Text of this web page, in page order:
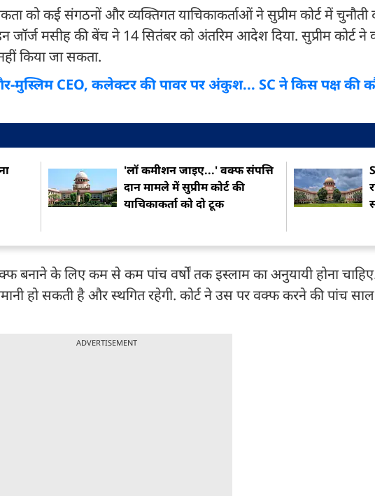
को कई संगठनों और व्यक्तिगत याचिकाकर्ताओं ने सुप्रीम कोर्ट में चुनौती
मसीह की बेंच ने 14 सितंबर को अंतरिम आदेश दिया. सुप्रीम कोर्ट ने
किया जा सकता.
मुस्लिम CEO, कलेक्टर की पावर पर अंकुश... SC ने किस पक्ष की
'लॉ कमीशन जाइए...' वक्फ संपत्ति
दान मामले में सुप्रीम कोर्ट की
याचिकाकर्ता को दो टूक
बनाने के लिए कम से कम पांच वर्षों तक इस्लाम का अनुयायी होना
हो सकती है और स्थगित रहेगी. कोर्ट ने उस पर वक्फ करने की पांच
ADVERTISEMENT